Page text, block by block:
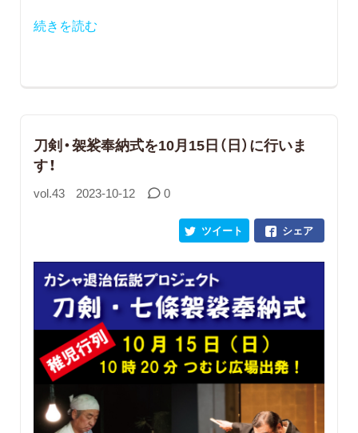
続きを読む
刀剣・袈裟奉納式を10月15日（日）に行いま
す！
vol.43 2023-10-12 0
シェア
ツイート